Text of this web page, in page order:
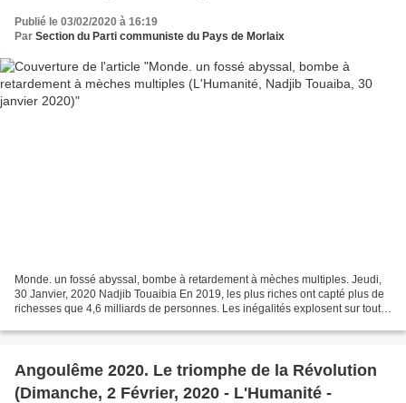
Publié le 03/02/2020 à 16:19
Par Section du Parti communiste du Pays de Morlaix
Monde. un fossé abyssal, bombe à retardement à mèches multiples. Jeudi,
30 Janvier, 2020 Nadjib Touaibia En 2019, les plus riches ont capté plus de
richesses que 4,6 milliards de personnes. Les inégalités explosent sur toute
Angoulême 2020. Le triomphe de la Révolution
(Dimanche, 2 Février, 2020 - L'Humanité -